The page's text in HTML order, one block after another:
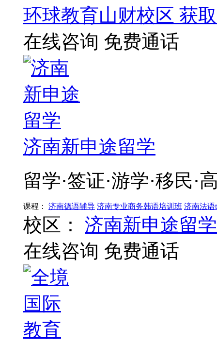
环球教育山财校区 获
在线咨询 免费通话
济南新申途留学
留学·签证·游学·移民·
课程： 济南德语辅导 济南专业商务韩语培训班 济南法语
校区：
济南新申途留学
在线咨询 免费通话